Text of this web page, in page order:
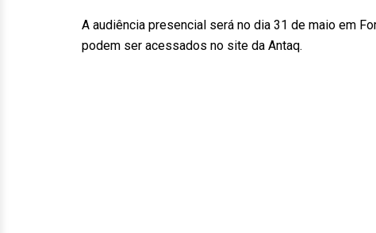
A audiência presencial será no dia 31 de maio em
podem ser acessados no site da Antaq.